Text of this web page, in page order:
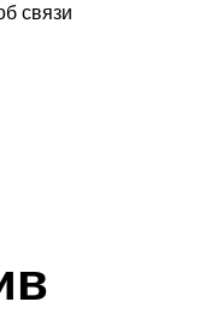
связи